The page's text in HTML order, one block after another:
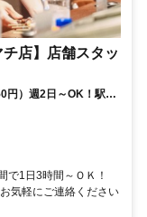
店】店舗スタッ
円）週2日～OK！駅チ
生歓迎！バイトデビュ
で1日3時間～ＯＫ！
気軽にご連絡ください